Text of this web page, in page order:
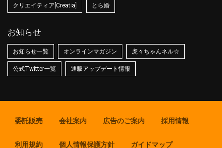
クリエイティア[Creatia] とら婚
お知らせ
お知らせ一覧 オンラインマガジン 虎々ちゃんネル☆
公式Twitter一覧 通販アップデート情報
委託販売 会社案内 広告のご案内 採用情報
利用規約 個人情報保護方針 ガイドマップ